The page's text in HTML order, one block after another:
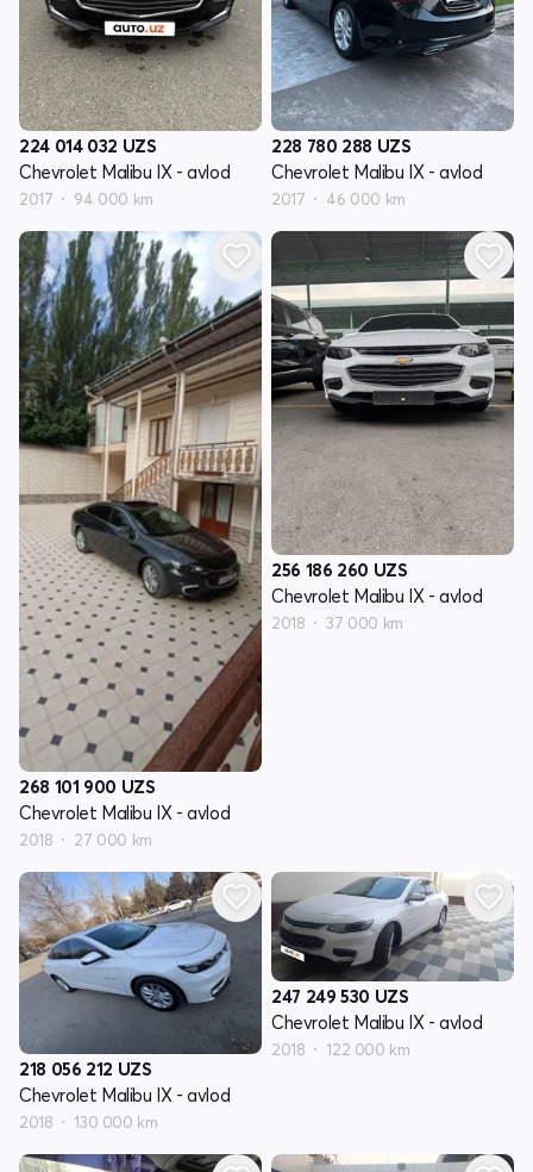
224 014 032 UZS
Chevrolet Malibu IX - avlod
2017 94 000 km
228 780 288 UZS
Chevrolet Malibu IX - avlod
2017 46 000 km
268 101 900 UZS
Chevrolet Malibu IX - avlod
2018 27 000 km
256 186 260 UZS
Chevrolet Malibu IX - avlod
2018 37 000 km
218 056 212 UZS
Chevrolet Malibu IX - avlod
2018 130 000 km
247 249 530 UZS
Chevrolet Malibu IX - avlod
2018 122 000 km